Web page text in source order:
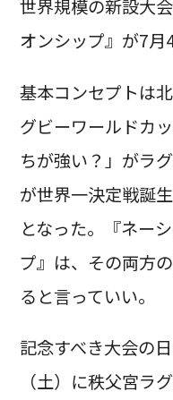
世界規模の新設大
オンシップ』が7月
基本コンセプトは
グビーワールドカ
ちが強い？」がラ
が世界一決定戦誕
となった。『ネー
プ』は、その両方
ると言っていい。
記念すべき大会の
（土）に秩父宮ラ